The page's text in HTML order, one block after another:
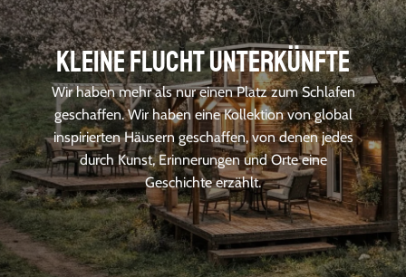
Kleine Flucht Unterkünfte
Wir haben mehr als nur einen Platz zum Schlafen
geschaffen. Wir haben eine Kollektion von global
inspirierten Häusern geschaffen, von denen jedes
durch Kunst, Erinnerungen und Orte eine
Geschichte erzählt.